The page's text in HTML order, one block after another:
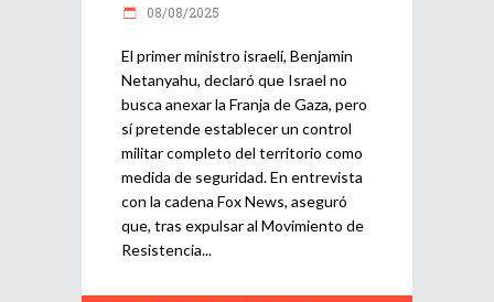
08/08/2025
El primer ministro israelí, Benjamin
Netanyahu, declaró que Israel no
busca anexar la Franja de Gaza, pero
sí pretende establecer un control
militar completo del territorio como
medida de seguridad. En entrevista
con la cadena Fox News, aseguró
que, tras expulsar al Movimiento de
Resistencia